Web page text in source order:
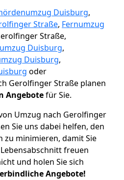
Duisburg,
Straße, Fernumzug
Straße,
Duisburg,
Duisburg,
oder
Gerolfinger Straße planen
Angebotefür Sie.
Umzug nach Gerolfinger
Sie uns dabei helfen, den
zu minimieren, damit Sie
freuen
und holen Sie sich
Angebote!